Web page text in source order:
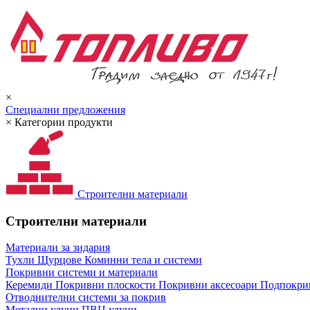
×
Специални предложения
× Категории продукти
Строителни материали
Строителни материали
Материали за зидария
Тухли Щурцове Коминни тела и системи
Покривни системи и материали
Керемиди Покривни плоскости Покривни аксесоари
Отводнителни системи за покрив